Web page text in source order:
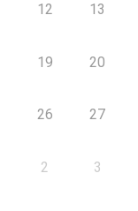
12 13
19 20
26 27
2 3